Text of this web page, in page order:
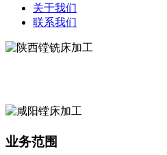
关于我们
联系我们
业务范围